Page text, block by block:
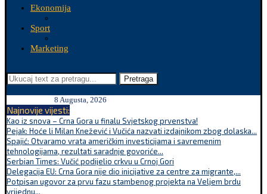
Ekonomija
Sport
Marketing
Pretraga
8 Augusta, 2026
Najnovije vijesti:
Kao iz snova – Crna Gora u finalu Svjetskog prvenstva!
Pejak: Hoće li Milan Knežević i Vučića nazvati izdajnikom zbog dolaska...
Spajić: Otvaramo vrata američkim investicijama i savremenim
tehnologijama, rezultati saradnje govoriće...
Serbian Times: Vučić podijelio crkvu u Crnoj Gori
Delegacija EU: Crna Gora nije dio inicijative za centre za migrante,...
Potpisan ugovor za prvu fazu stambenog projekta na Veljem brdu
vrijednu...